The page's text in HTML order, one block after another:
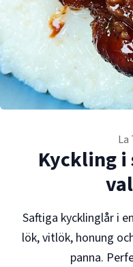
La
Kyckling i
Saftiga kycklinglår i
lök, vitlök, honung
panna.